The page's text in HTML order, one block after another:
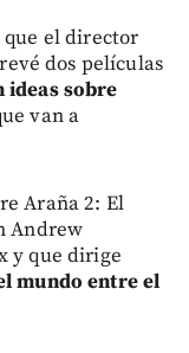
que el director
dos películas
ideas sobre
van a
Araña 2: El
Andrew
y que dirige
mundo entre el